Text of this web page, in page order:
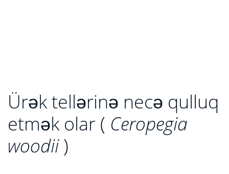
Ürək tellərinə necə qulluq
etmək olar ( Ceropegia
woodii)